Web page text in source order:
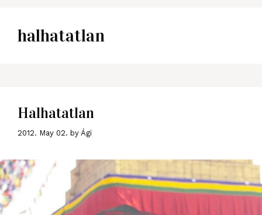
halhatatlan
Halhatatlan
2012. May 02. by Ági